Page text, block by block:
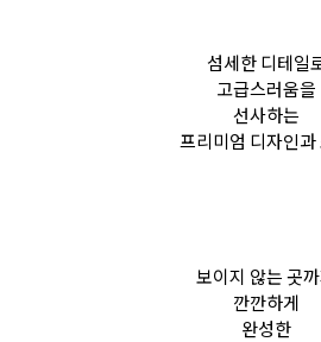
섬세한 디테일
고급스러움을
선사하는
프리미엄 디자인과
보이지 않는 곳까
깐깐하게
완성한